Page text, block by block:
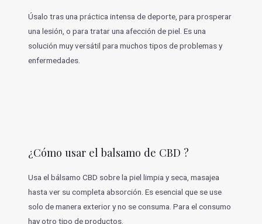
Úsalo tras una práctica intensa de deporte, para prosperar
una lesión, o para tratar una afección de piel. Es una
solución muy versátil para muchos tipos de problemas y
enfermedades.
¿Cómo usar el balsamo de CBD ?
Usa el bálsamo CBD sobre la piel limpia y seca, masajea
hasta ver su completa absorción. Es esencial que se use
solo de manera exterior y no se consuma. Para el consumo
hay otro tipo de productos.